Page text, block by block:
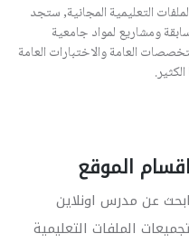
التعليمية المجانية, ستجد
ومشاريع لمواد جامعية
العامة والاختبارات العامة
اقسام الموقع
ابحث عن مدرس اونلاين
تجميعات الملفات التعليمية